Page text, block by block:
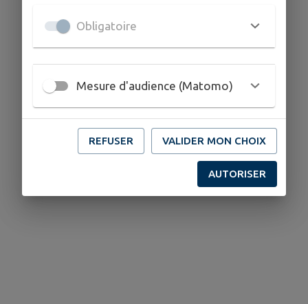
Obligatoire
Mesure d'audience (Matomo)
REFUSER VALIDER MON CHOIX
AUTORISER